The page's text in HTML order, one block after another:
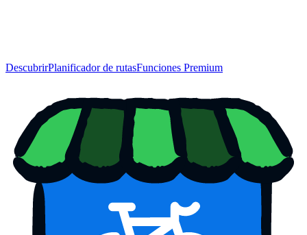
DescubrirPlanificador de rutasFunciones Premium